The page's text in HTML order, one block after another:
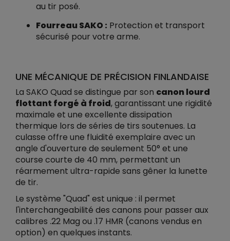
au tir posé.
Fourreau SAKO : Protection et transport
sécurisé pour votre arme.
UNE MÉCANIQUE DE PRÉCISION FINLANDAISE
La SAKO Quad se distingue par son canon lourd
flottant forgé à froid, garantissant une rigidité
maximale et une excellente dissipation
thermique lors de séries de tirs soutenues. La
culasse offre une fluidité exemplaire avec un
angle d'ouverture de seulement 50° et une
course courte de 40 mm, permettant un
réarmement ultra-rapide sans gêner la lunette
de tir.
Le système "Quad" est unique : il permet
l'interchangeabilité des canons pour passer aux
calibres .22 Mag ou .17 HMR (canons vendus en
option) en quelques instants.